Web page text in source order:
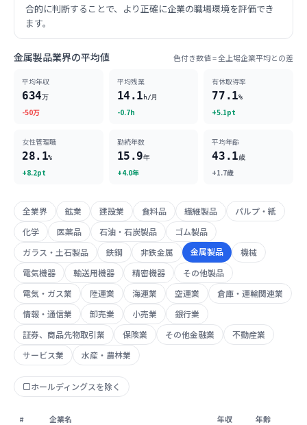
合的に判断することで、より正確に企業の職場環境を評価でき
ます。
金属製品業界の平均値 色付き数値 = 全上場企業平均との差
平均年収
634万
-50万
平均残業
14.1h/月
-0.7h
有休取得率
77.1%
+5.1pt
女性管理職
28.1%
+8.2pt
勤続年数
15.9年
+4.0年
平均年齢
43.1歳
+1.7歳
全業界 鉱業 建設業 食料品 繊維製品
パルプ・紙
化学
医薬品 石油・石炭製品
ゴム製品
ガラス・土石製品
鉄鋼 非鉄金属 金属製品
機械
電気機器
輸送用機器 精密機器
その他製品
電気・ガス業
陸運業 海運業 空運業
倉庫・運輸関連業
情報・通信業
卸売業 小売業
銀行業
証券、商品先物取引業
保険業 その他金融業
不動産業
サービス業
水産・農林業
ホールディングスを除く
# 企業名 年収 年齢